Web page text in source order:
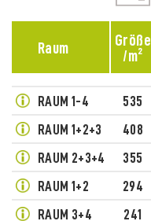
Raum
Größe
/m²
RAUM 1-4 535
RAUM 1+2+3
408
RAUM 2+3+4
355
RAUM 1+2
294
RAUM 3+4
241